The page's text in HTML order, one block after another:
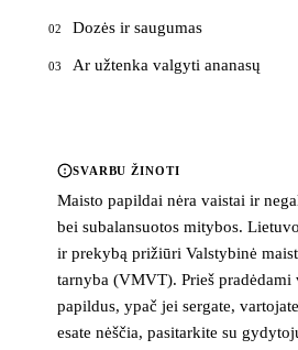
02 Dozės ir saugumas
03 Ar užtenka valgyti ananasų
SVARBU ŽINOTI
Maisto papildai nėra vaistai ir
bei subalansuotos mitybos.
ir prekybą prižiūri Valstybinė
tarnyba (VMVT). Prieš
papildus, ypač jei sergate,
esate nėščia, pasitarkite su